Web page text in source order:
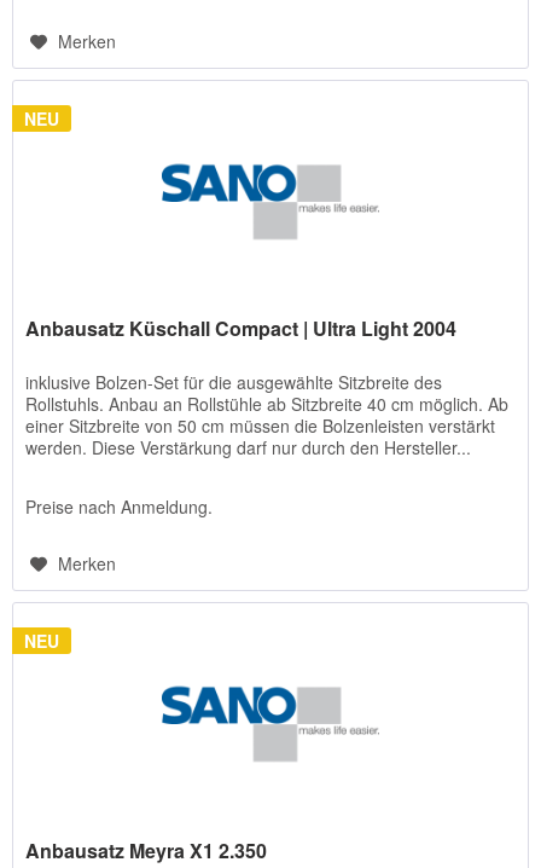
Merken
NEU
Anbausatz Küschall Compact | Ultra Light 2004
inklusive Bolzen-Set für die ausgewählte Sitzbreite des
Rollstuhls. Anbau an Rollstühle ab Sitzbreite 40 cm möglich. Ab
einer Sitzbreite von 50 cm müssen die Bolzenleisten verstärkt
werden. Diese Verstärkung darf nur durch den Hersteller...
Preise nach Anmeldung.
Merken
NEU
Anbausatz Meyra X1 2.350